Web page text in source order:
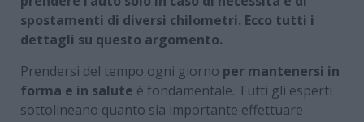
spostamenti di diversi chilometri. Ecco tutti i
dettagli su questo argomento.
Prendersi del tempo ogni giorno per mantenersi in
forma e in salute è fondamentale. Tutti gli esperti
sottolineano quanto sia importante effettuare